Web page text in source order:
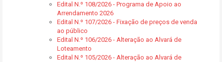
Edital N.º 108/2026 - Programa de Apoio ao
Arrendamento 2026
Edital N.º 107/2026 - Fixação de preços de venda
ao público
Edital N.º 106/2026 - Alteração ao Alvará de
Loteamento
Edital N.º 105/2026 - Alteração ao Alvará de